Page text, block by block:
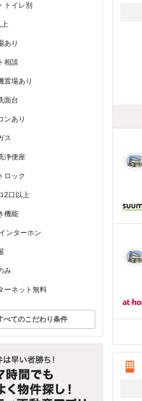
トイレ別
あり
相談
置場あり
面台
ンあり
ス
浄便座
ロック
2口以上
機能
ンターホン
み
ーネット無料
べてのこだわり条件